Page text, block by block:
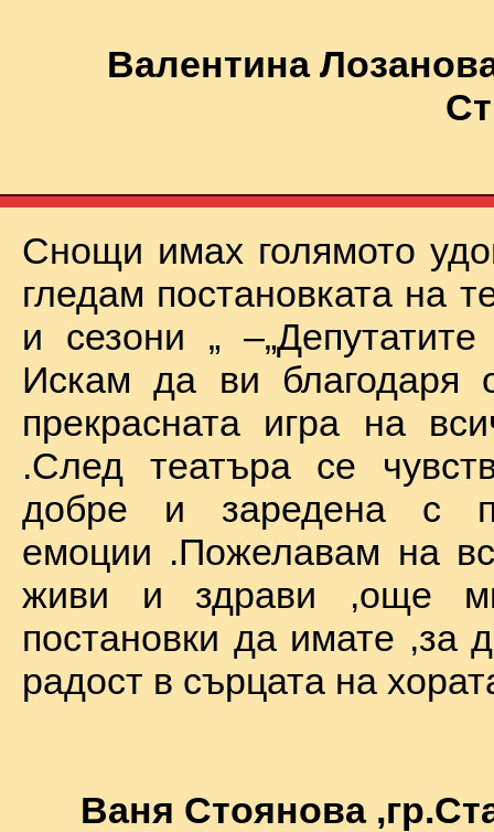
Валентина
Снощи имах голямото
гледам постановката на
и сезони „
Искам да ви благодаря
прекрасната игра на
.След театъра се
добре и заредена с
емоции .Пожелавам на
живи и здрави ,още
постановки да имате ,за
радост в сърцата на
Ваня Стоянова